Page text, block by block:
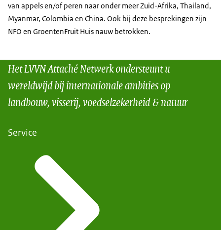
van appels en/of peren naar onder meer Zuid-Afrika, Thailand,
Myanmar, Colombia en China. Ook bij deze besprekingen zijn
NFO en GroentenFruit Huis nauw betrokken.
Het LVVN Attaché Netwerk ondersteunt u
wereldwijd bij internationale ambities op
landbouw, visserij, voedselzekerheid & natuur
Service